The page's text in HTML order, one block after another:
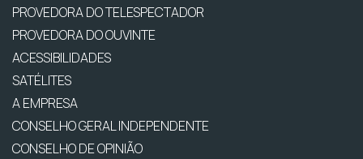
PROVEDORA DO TELESPECTADOR
PROVEDORA DO OUVINTE
ACESSIBILIDADES
SATÉLITES
A EMPRESA
CONSELHO GERAL INDEPENDENTE
CONSELHO DE OPINIÃO